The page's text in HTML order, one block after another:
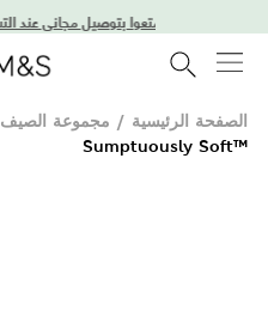
الصفحة الرئيسية / مجموعة الصيف
Sumptuously Soft™‎